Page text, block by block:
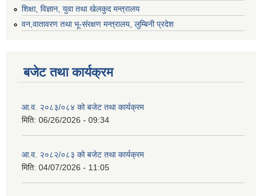
शिक्षा, विज्ञान, युवा तथा खेलकुद मन्‍‍त्रालय
वन,वातावरण तथा भू-संरक्षण मन्त्रालय, लुम्बिनी प्रदेश
बजेट तथा कार्यक्रम
आ.व. २०८३/०८४ को बजेट तथा कार्यक्रम
मिति: 06/26/2026 - 09:34
आ.व. २०८२/०८३ को बजेट तथा कार्यक्रम
मिति: 04/07/2026 - 11:05